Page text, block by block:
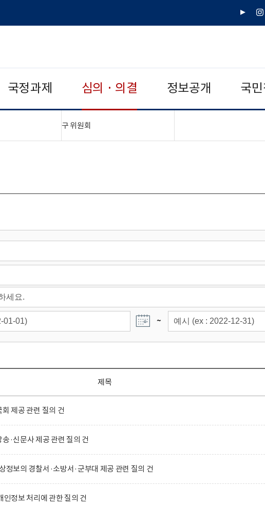
유
인
국정과제 심의 · 의결 정보공개 국
구 위원회
~
제목
제공 관련 질의 건
·신문사 제공 관련 질의 건
정보의 경찰서·소방서·군부대 제공 관련 질의 건
인정보 처리에 관한 질의 건